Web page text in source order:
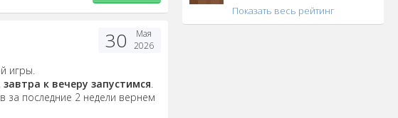
Показать весь рейтинг
30
Мая
2026
игры.
завтра к вечеру запустимся
за последние 2 недели вернем